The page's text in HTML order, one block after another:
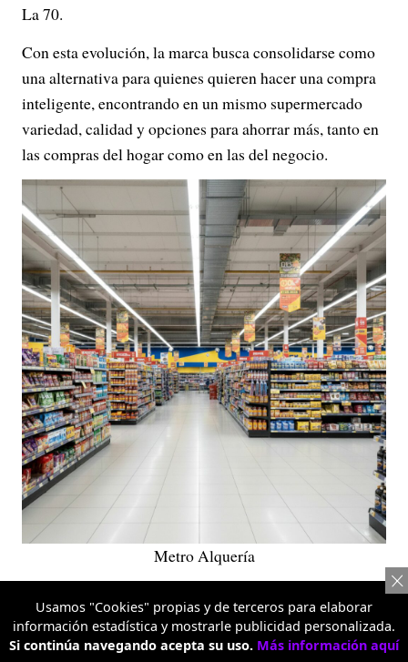
La 70.
Con esta evolución, la marca busca consolidarse como
una alternativa para quienes quieren hacer una compra
inteligente, encontrando en un mismo supermercado
variedad, calidad y opciones para ahorrar más, tanto en
las compras del hogar como en las del negocio.
Metro Alquería
SUPERMERCADO AHORRO TIENDAS BOGOTÁ
Usamos "Cookies" propias y de terceros para elaborar
información estadística y mostrarle publicidad personalizada.
Si continúa navegando acepta su uso. Más información aquí